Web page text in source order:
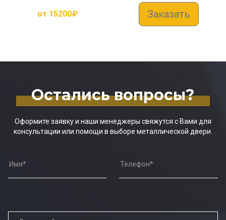
от 15200₽ Заказать
Остались вопросы?
Оформите заявку и наши менеджеры свяжутся с Вами для
консультации или помощи в выборе металлической двери.